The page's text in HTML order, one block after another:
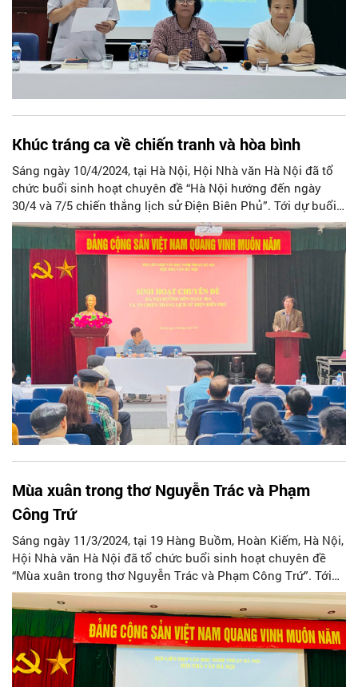
Khúc tráng ca về chiến tranh và hòa bình
Sáng ngày 10/4/2024, tại Hà Nội, Hội Nhà văn Hà Nội đã tổ
chức buổi sinh hoạt chuyên đề “Hà Nội hướng đến ngày
30/4 và 7/5 chiến thắng lịch sử Điện Biên Phủ”. Tới dự buổi
sinh hoạt có đại diện Ban Chấp hành Hội và đông đảo hội
viên, văn nghệ sĩ.
Mùa xuân trong thơ Nguyễn Trác và Phạm
Công Trứ
Sáng ngày 11/3/2024, tại 19 Hàng Buồm, Hoàn Kiếm, Hà Nội,
Hội Nhà văn Hà Nội đã tổ chức buổi sinh hoạt chuyên đề
“Mùa xuân trong thơ Nguyễn Trác và Phạm Công Trứ”. Tới
dự có đại diện Ban Chấp hành Hội cùng đông đảo văn nghệ
sĩ, hội viên.